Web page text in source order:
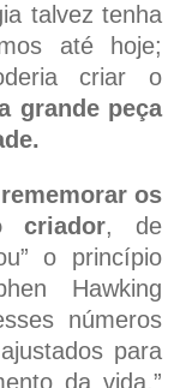
talvez tenha
até hoje;
criar o
grande peça
os
criador, de
o princípio
Hawking
números
para
da vida.”